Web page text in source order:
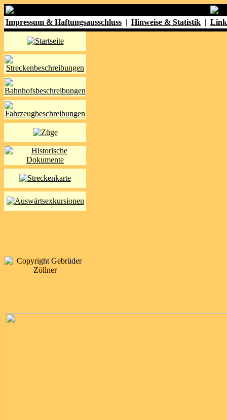
Impressum & Haftungsausschluss | Hinweise & Statistik |